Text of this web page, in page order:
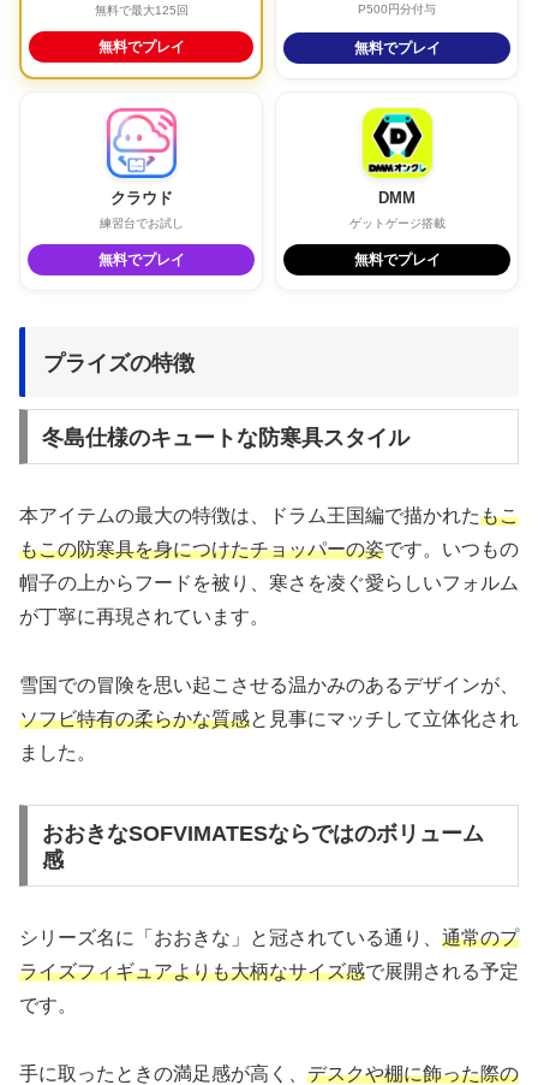
無料で最大125回
無料でプレイ
P500円分付与
無料でプレイ
クラウド
練習台でお試し
無料でプレイ
DMM
ゲットゲージ搭載
無料でプレイ
プライズの特徴
冬島仕様のキュートな防寒具スタイル
本アイテムの最大の特徴は、ドラム王国編で描かれたもこ
もこの防寒具を身につけたチョッパーの姿です。いつもの
帽子の上からフードを被り、寒さを凌ぐ愛らしいフォルム
が丁寧に再現されています。
雪国での冒険を思い起こさせる温かみのあるデザインが、
ソフビ特有の柔らかな質感と見事にマッチして立体化され
ました。
おおきなSOFVIMATESならではのボリューム
感
シリーズ名に「おおきな」と冠されている通り、 通常のプ
ライズフィギュアよりも大柄なサイズ感で展開される予定
です。
手に取ったときの満足感が高く、 デスクや棚に飾った際の